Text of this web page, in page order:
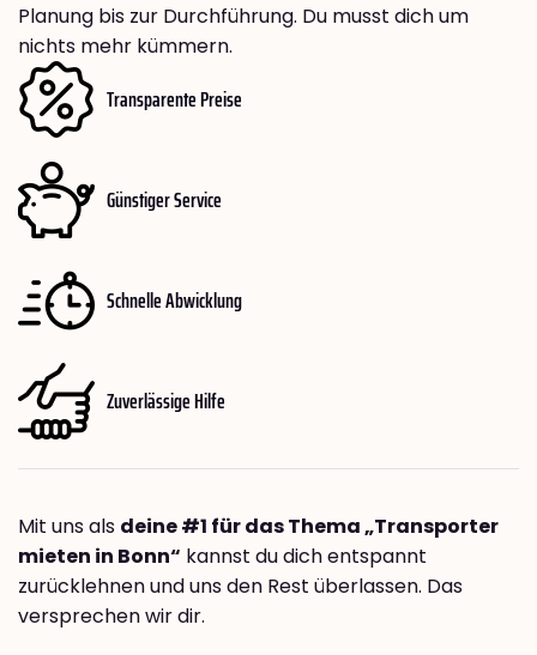
Planung bis zur Durchführung. Du musst dich um
nichts mehr kümmern.
Transparente Preise
Günstiger Service
Schnelle Abwicklung
Zuverlässige Hilfe
Mit uns als deine #1 für das Thema „Transporter
mieten in Bonn“ kannst du dich entspannt
zurücklehnen und uns den Rest überlassen. Das
versprechen wir dir.